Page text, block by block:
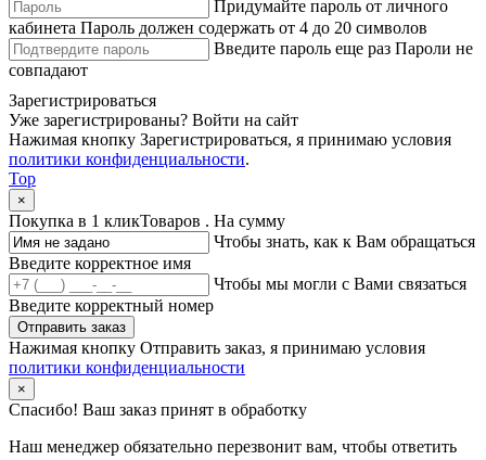
Придумайте пароль от личного
кабинета Пароль должен содержать от 4 до 20 символов
Введите пароль еще раз Пароли не
совпадают
Зарегистрироваться
Уже зарегистрированы? Войти на сайт
Нажимая кнопку Зарегистрироваться, я принимаю условия
политики конфиденциальности.
Top
×
Покупка в 1 кликТоваров . На сумму
Чтобы знать, как к Вам обращаться
Введите корректное имя
Чтобы мы могли с Вами связаться
Введите корректный номер
Отправить заказ
Нажимая кнопку Отправить заказ, я принимаю условия
политики конфиденциальности
×
Спасибо! Ваш заказ принят в обработку
Наш менеджер обязательно перезвонит вам, чтобы ответить